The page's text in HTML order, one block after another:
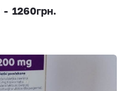
- 1260грн.